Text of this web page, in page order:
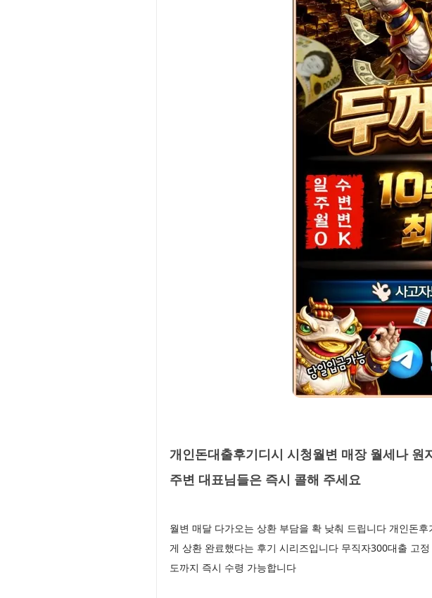
개인돈대출후기디시 시청월변 매장 월세나
주변 대표님들은 즉시 콜해 주세요
월변 매달 다가오는 상환 부담을 확 낮춰 드립니다 개인돈
게 상환 완료했다는 후기 시리즈입니다 무직자300대출 고
도까지 즉시 수령 가능합니다